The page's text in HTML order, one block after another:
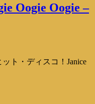
Oogie Oogie –
ト・ディスコ！Janice